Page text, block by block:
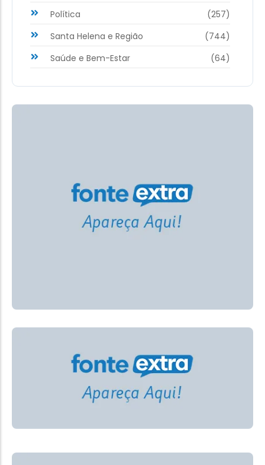
Política
(257)
Santa Helena e Região
(744)
Saúde e Bem-Estar
(64)